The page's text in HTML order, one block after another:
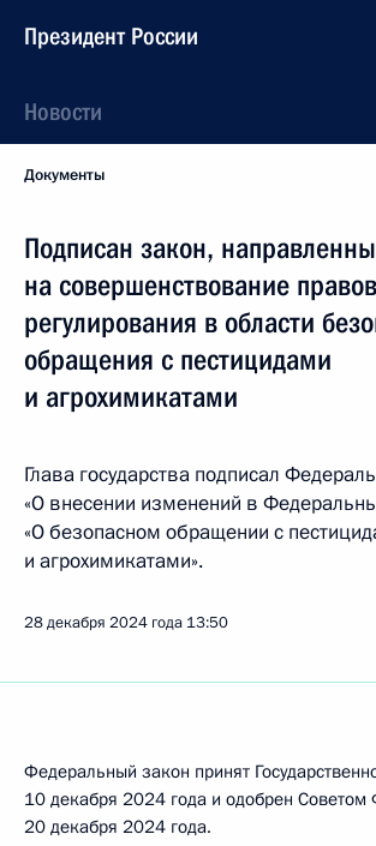
Президент России
Новости
Документы
Подписан закон,
на совершенствование
регулирования в области
обращения с пестицидами
и агрохимикатами
Глава государства подписал
«О внесении изменений в
«О безопасном обращении с
и агрохимикатами».
28 декабря 2024 года 13:50
Федеральный закон принят
10 декабря 2024 года и одобрен Советом
20 декабря 2024 года.